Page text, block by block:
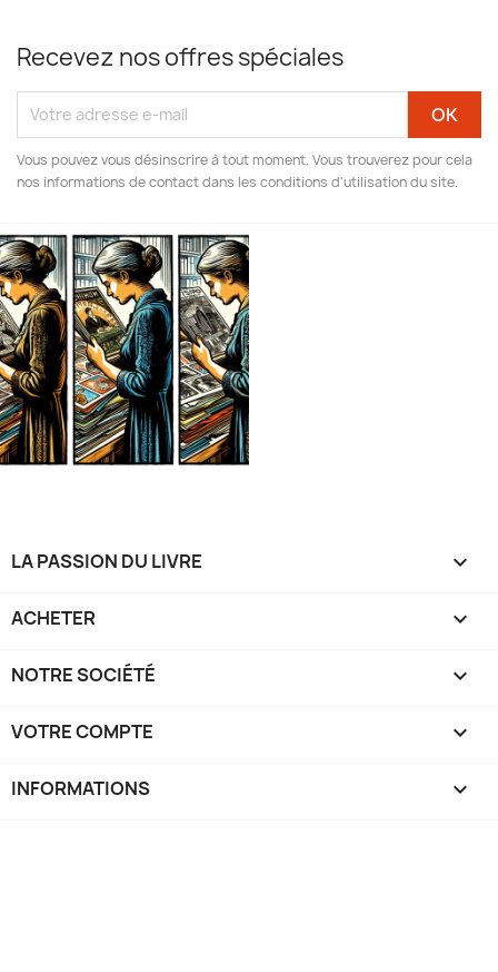
Recevez nos offres spéciales
Vous pouvez vous désinscrire à tout moment. Vous trouverez pour cela
nos informations de contact dans les conditions d'utilisation du site.
LA PASSION DU LIVRE 
ACHETER 
NOTRE SOCIÉTÉ 
VOTRE COMPTE 
INFORMATIONS keyboard_arrow_down